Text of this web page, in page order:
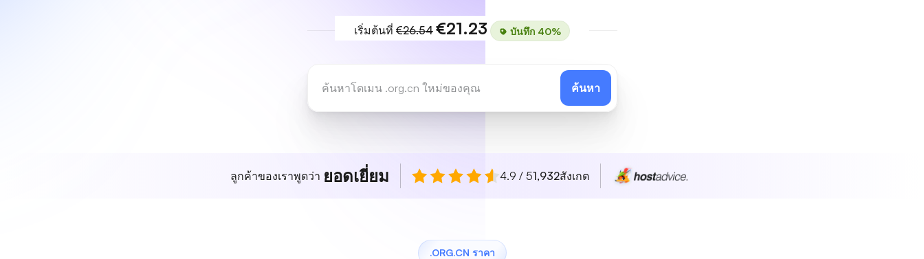
เริ่มต้นที่ €26.54 €21.23 บันทึก 40%
ค้นหา
ลูกค้าของเราพูดว่า ยอดเยี่ยม 4.9 / 51,932สังเกต
.ORG.CN ราคา